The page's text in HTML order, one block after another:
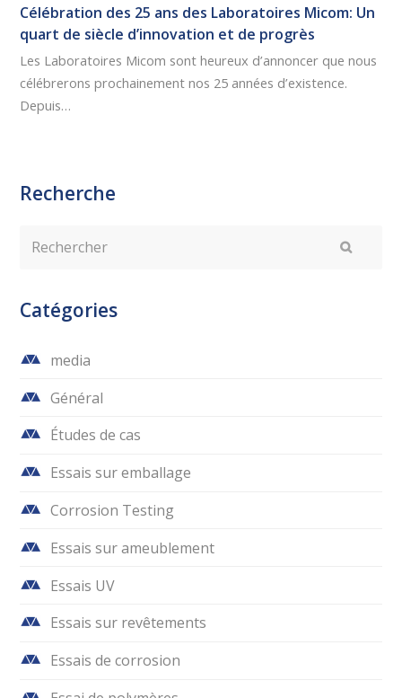
Célébration des 25 ans des Laboratoires Micom: Un
quart de siècle d’innovation et de progrès
Les Laboratoires Micom sont heureux d’annoncer que nous
célébrerons prochainement nos 25 années d’existence.
Depuis…
Recherche
Envoyer
Catégories
media
Général
Études de cas
Essais sur emballage
Corrosion Testing
Essais sur ameublement
Essais UV
Essais sur revêtements
Essais de corrosion